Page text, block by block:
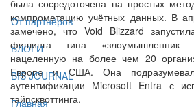
От партнёров
БЛОГИ
BIS JOURNAL
Главная
была сосредоточена на простых
компрометацию учётных данных. В
замечено, что Void Blizzard
фишинга типа «злоумышленник
нацеленную на более чем 20
Европе и США. Она
аутентификации Microsoft Entra с
тайпсквоттинга.